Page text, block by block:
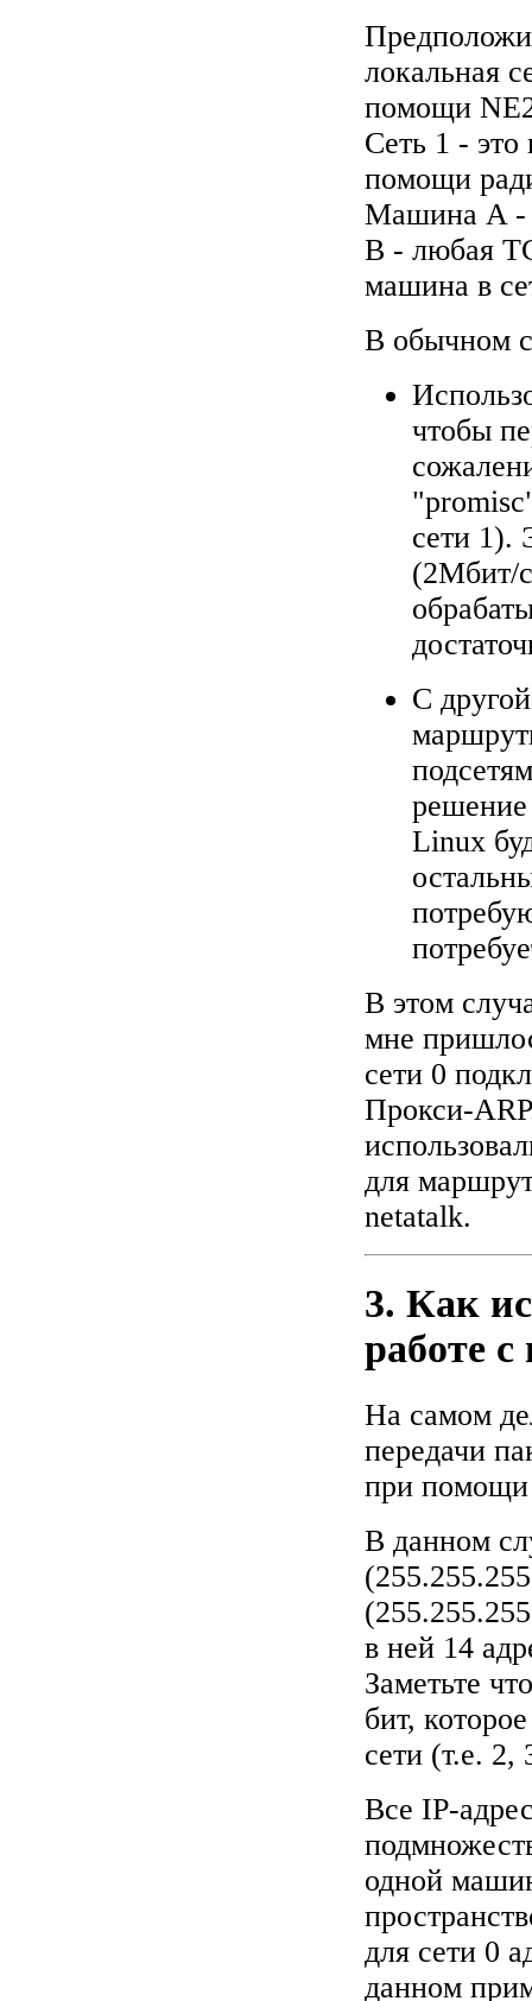
локальная
помощи
Сеть 1 - это
помощи
Машина A -
B - любая
машина в
В обычном
чтобы
сети 1).
(2Мбит/
С
решение
Linux
В этом
мне
сети 0
Прокси-
для
netatalk.
3. Как
работе с
На самом
передачи
при помощи
В данном
в ней 14
Заметьте
бит,
сети (т.е.
Все IP-
одной
для сети 0
данном